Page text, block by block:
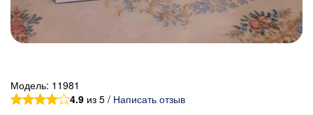
Модель: 11981
4.9 из 5 / Написать отзыв